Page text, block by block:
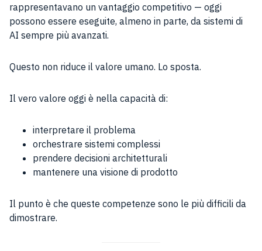
rappresentavano un vantaggio competitivo — oggi
possono essere eseguite, almeno in parte, da sistemi di
AI sempre più avanzati.
Questo non riduce il valore umano. Lo sposta.
Il vero valore oggi è nella capacità di:
interpretare il problema
orchestrare sistemi complessi
prendere decisioni architetturali
mantenere una visione di prodotto
Il punto è che queste competenze sono le più difficili da
dimostrare.